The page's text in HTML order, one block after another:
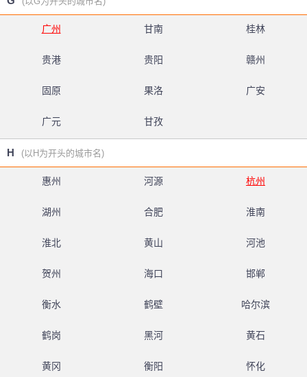
广州 甘南 桂林
贵港 贵阳 赣州
固原 果洛 广安
广元 甘孜
H (以H为开头的城市名)
惠州 河源 杭州
湖州 合肥 淮南
淮北 黄山 河池
贺州 海口 邯郸
衡水 鹤壁 哈尔滨
鹤岗 黑河 黄石
黄冈 衡阳 怀化